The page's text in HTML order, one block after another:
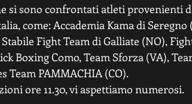
si sono confrontati atleti provenienti
come: Accademia Kama di Seregno
Fight Team di Galliate (NO),
Boxing Como, Team Sforza (VA),
Team PAMMACHIA (CO).
ore 11.30, vi aspettiamo numerosi.